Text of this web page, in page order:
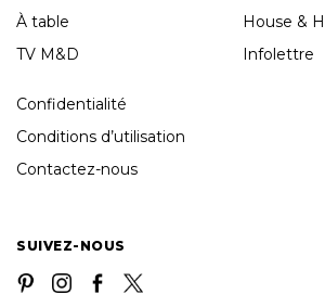
À table
TV M&D
House &
Infolettre
Confidentialité
Conditions d’utilisation
Contactez-nous
SUIVEZ-NOUS